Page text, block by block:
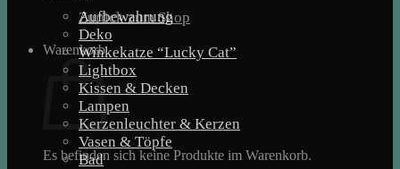
Zurück zum Shop
Warenkorb
Es befinden sich keine Produkte im Warenkorb.
Aufbewahrung
Deko
Winkekatze “Lucky Cat”
Lightbox
Kissen & Decken
Lampen
Kerzenleuchter & Kerzen
Vasen & Töpfe
Bad